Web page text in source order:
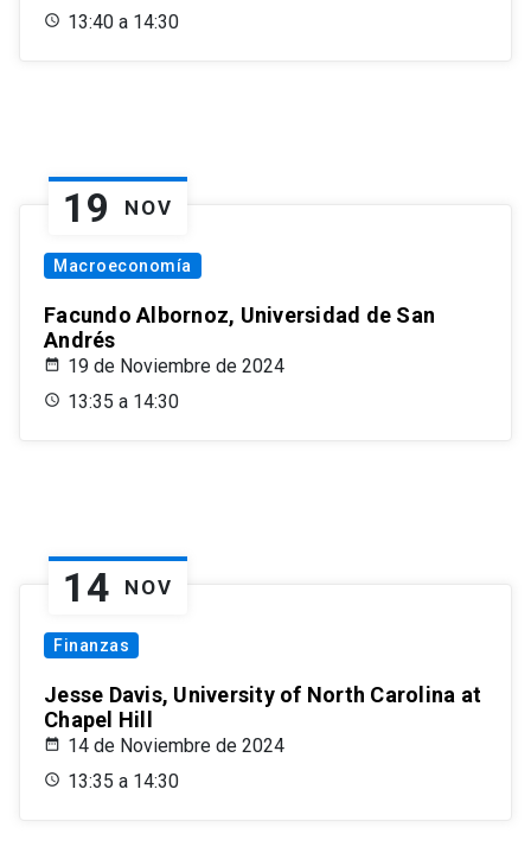
13:40 a 14:30
19 NOV
Macroeconomía
Facundo Albornoz, Universidad de San
Andrés
19 de Noviembre de 2024
13:35 a 14:30
14 NOV
Finanzas
Jesse Davis, University of North Carolina at
Chapel Hill
14 de Noviembre de 2024
13:35 a 14:30